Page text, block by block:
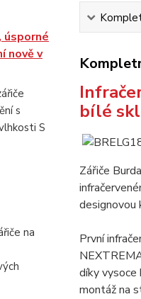
úsporné
nově v
s
S
na
bílé
Zářiče
designovou
První
díky vysoce
montáž na